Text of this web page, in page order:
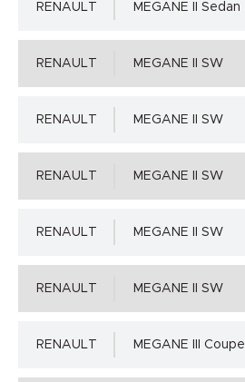
RENAULT MEGANE II Sedan
RENAULT MEGANE II SW
RENAULT MEGANE II SW
RENAULT MEGANE II SW
RENAULT MEGANE II SW
RENAULT MEGANE II SW
RENAULT MEGANE III Coupe